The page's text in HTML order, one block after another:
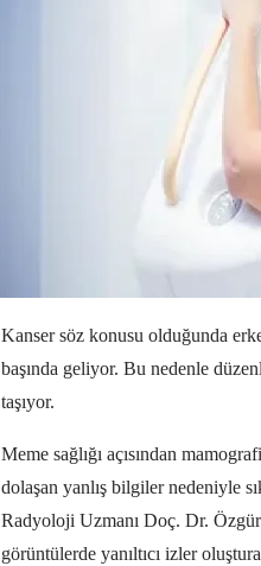
Kanser söz konusu olduğunda
başında geliyor. Bu nedenle
taşıyor.
Meme sağlığı açısından
dolaşan yanlış bilgiler nedeniyle
Radyoloji Uzmanı Doç. Dr. Özgür
görüntülerde yanıltıcı izler